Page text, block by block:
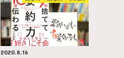
2020.8.16